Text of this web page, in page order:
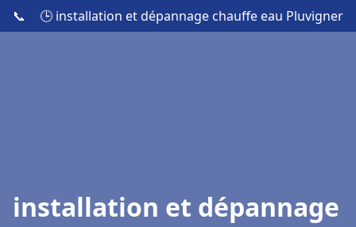
📞 🕒 installation et dépannage chauffe eau Pluvigner
installation et dépannage